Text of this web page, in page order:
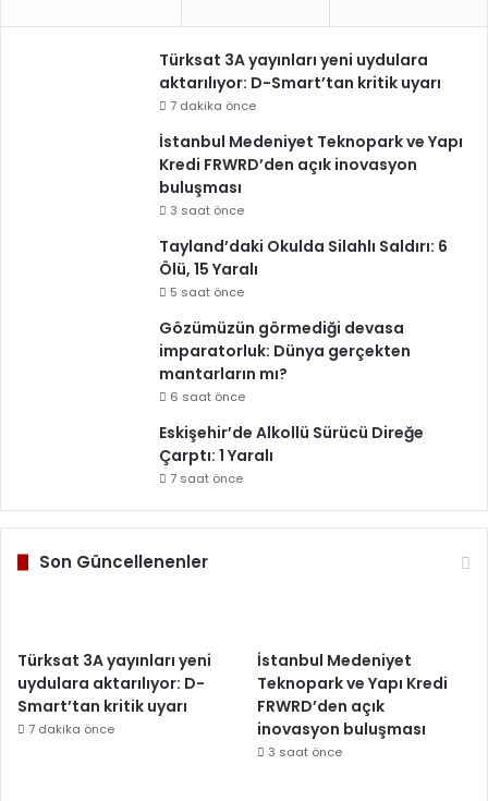
Türksat 3A yayınları yeni uydulara
aktarılıyor: D-Smart’tan kritik uyarı
7 dakika önce
İstanbul Medeniyet Teknopark ve Yapı
Kredi FRWRD’den açık inovasyon
buluşması
3 saat önce
Tayland’daki Okulda Silahlı Saldırı: 6
Ölü, 15 Yaralı
5 saat önce
Gözümüzün görmediği devasa
imparatorluk: Dünya gerçekten
mantarların mı?
6 saat önce
Eskişehir’de Alkollü Sürücü Direğe
Çarptı: 1 Yaralı
7 saat önce
Son Güncellenenler
Türksat 3A yayınları yeni
uydulara aktarılıyor: D-
Smart’tan kritik uyarı
7 dakika önce
İstanbul Medeniyet
Teknopark ve Yapı Kredi
FRWRD’den açık
inovasyon buluşması
3 saat önce